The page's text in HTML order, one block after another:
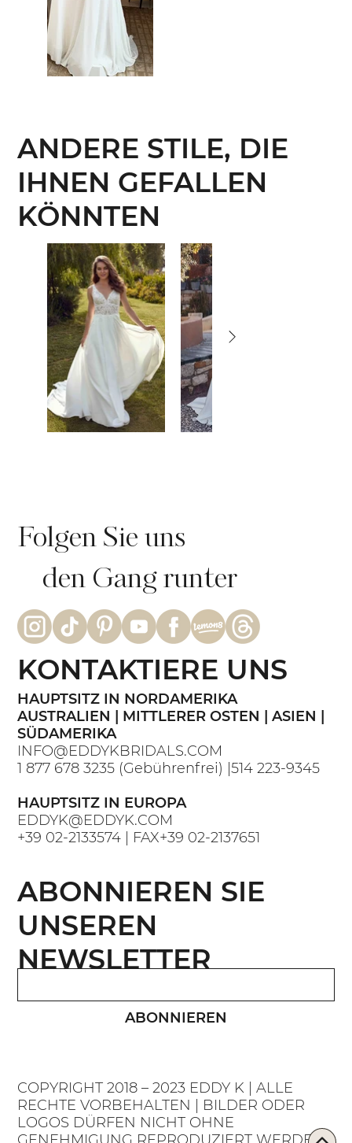
ANDERE STILE, DIE
IHNEN GEFALLEN
KÖNNTEN
COPYRIGHT 2018 – 2023 EDDY K | ALLE
RECHTE VORBEHALTEN | BILDER ODER
LOGOS DÜRFEN NICHT OHNE
Folgen Sie uns
den Gang runter
HAUPTSITZ IN NORDAMERIKA
AUSTRALIEN | MITTLERER OSTEN | ASIEN |
SÜDAMERIKA
INFO@EDDYKBRIDALS.COM
1 877 678 3235 (Gebührenfrei) |514 223-9345
HAUPTSITZ IN EUROPA
EDDYK@EDDYK.COM
+39 02-2133574 | FAX+39 02-2137651
KONTAKTIERE UNS
ABONNIEREN
ABONNIEREN SIE
UNSEREN
NEWSLETTER